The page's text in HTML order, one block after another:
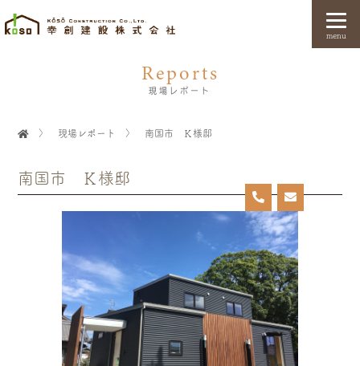
menu
Reports
現場レポート
〉 現場レポート 〉 南国市 Ｋ様邸
南国市 Ｋ様邸